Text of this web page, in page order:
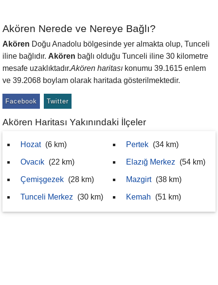
Akören Nerede ve Nereye Bağlı?
Akören Doğu Anadolu bölgesinde yer almakta olup, Tunceli
iline bağlıdır. Akören bağlı olduğu Tunceli iline 30 kilometre
mesafe uzaklıktadır.Akören haritası konumu 39.1615 enlem
ve 39.2068 boylam olarak haritada gösterilmektedir.
Facebook Twitter
Akören Haritası Yakınındaki İlçeler
Hozat (6 km)
Ovacık (22 km)
Çemişgezek (28 km)
Tunceli Merkez (30 km)
Pertek (34 km)
Elazığ Merkez (54 km)
Mazgirt (38 km)
Kemah (51 km)